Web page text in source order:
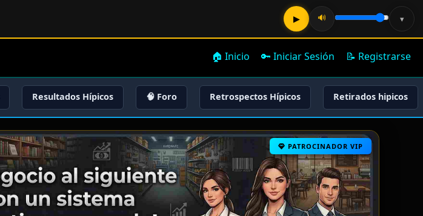
🏠 Inicio 🔑 Iniciar Sesión 📝 Registrarse
Resultados Hípicos 🧠 Foro Retrospectos Hípicos Retirados hipicos
PATROCINADOR VIP
▶ 🔊 ▾